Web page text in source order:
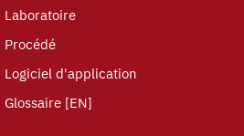
Laboratoire
Procédé
Logiciel d'application
Glossaire [EN]